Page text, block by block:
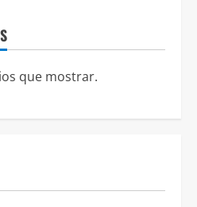
que mostrar.